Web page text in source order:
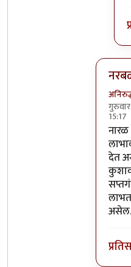
15:17
In
देत
असेल.